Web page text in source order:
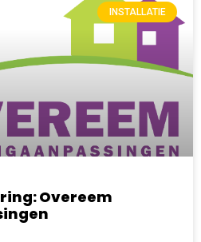
INSTALLATIE
Overeem